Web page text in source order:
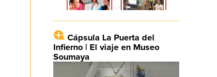
Cápsula La Puerta del
Infierno | El viaje en Museo
Soumaya